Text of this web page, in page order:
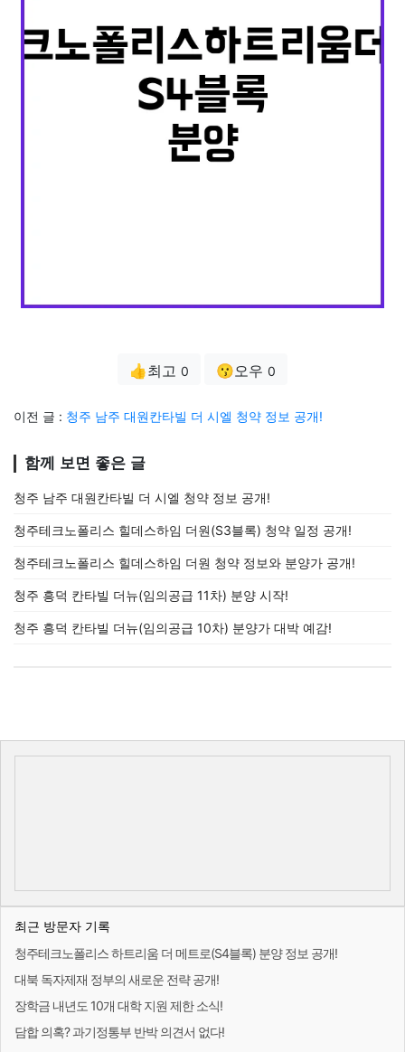
👍최고 0 😗오우 0
이전 글 : 청주 남주 대원칸타빌 더 시엘 청약 정보 공개!
함께 보면 좋은 글
청주 남주 대원칸타빌 더 시엘 청약 정보 공개!
청주테크노폴리스 힐데스하임 더원(S3블록) 청약 일정 공개!
청주테크노폴리스 힐데스하임 더원 청약 정보와 분양가 공개!
청주 흥덕 칸타빌 더뉴(임의공급 11차) 분양 시작!
청주 흥덕 칸타빌 더뉴(임의공급 10차) 분양가 대박 예감!
최근 방문자 기록
청주테크노폴리스 하트리움 더 메트로(S4블록) 분양 정보 공개!
대북 독자제재 정부의 새로운 전략 공개!
장학금 내년도 10개 대학 지원 제한 소식!
담합 의혹? 과기정통부 반박 의견서 없다!